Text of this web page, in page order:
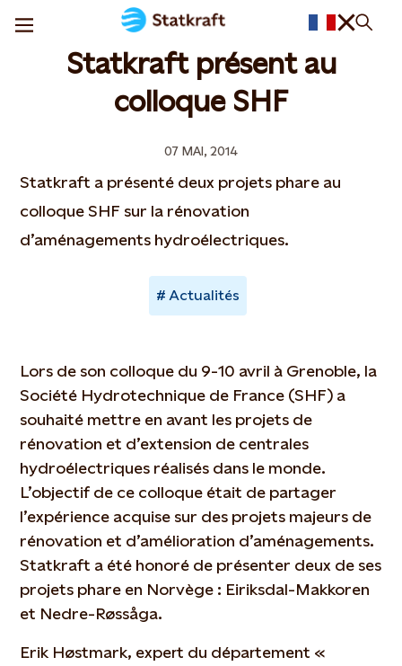
Statkraft présent au
colloque SHF
07 MAI, 2014
Statkraft a présenté deux projets phare au
colloque SHF sur la rénovation
d’aménagements hydroélectriques.
Actualités
Lors de son colloque du 9-10 avril à Grenoble, la
Société Hydrotechnique de France (SHF) a
souhaité mettre en avant les projets de
rénovation et d’extension de centrales
hydroélectriques réalisés dans le monde.
L’objectif de ce colloque était de partager
l’expérience acquise sur des projets majeurs de
rénovation et d’amélioration d’aménagements.
Statkraft a été honoré de présenter deux de ses
projets phare en Norvège : Eiriksdal-Makkoren
et Nedre-Røssåga.
Erik Høstmark, expert du département «